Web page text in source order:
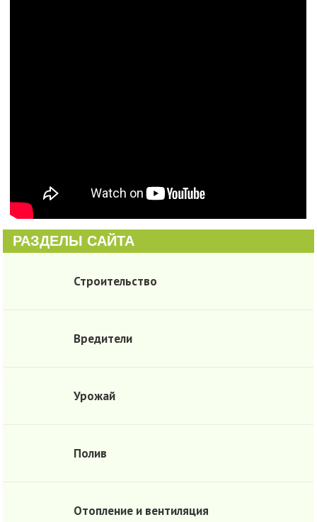
РАЗДЕЛЫ САЙТА
Строительство
Вредители
Урожай
Полив
Отопление и вентиляция